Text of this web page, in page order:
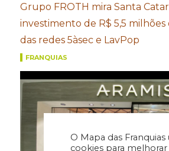
O Mapa das Franquias
cookies para melhorar
Grupo FROTH mira Santa
investimento de R$ 5,5 milhões
das redes 5àsec e LavPop
FRANQUIAS